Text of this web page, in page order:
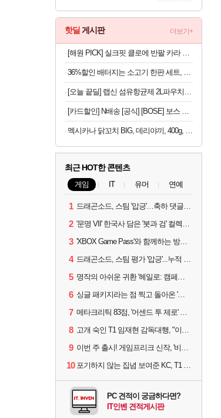
핫딜 게시판 더보기+
[해원 PICK] 실크핏 클로에 반팔 카라 커플 잠옷 세트 여름 홈웨어 남녀공용
36%할인 배터지는 소고기 한판 세트, 등심살 300g + 살치살 200g + 부채살 200g + 갈비살 200g + 우삼겹 300g, 1.2kg, 1세트
[오늘 끝딜] 랩신 섬유항균제 2L파우치 2개 +세탁세제 600ml 빨래 쉰내 땀냄새 탈취 실내건조 항균 살균
[카드할인] N배송 [공식] [BOSE] 보스 QC 울트라 헤드폰 2세대 데저트 골드
멕시카나 닭꼬치 BIG, 데리야끼, 400g, 1봉 + 매콤숯불, 450g, 1봉
최근 HOT한 콘텐츠
게임 IT 유머 연예
1 드래곤소드, 스팀 '압긍'…축하 댓글 달고 게임 코드 받자!
2 '문명 VII' 한국사 담은 '붓과 검' 컬렉션 파트 2 출시
3 'XBOX Game Pass'와 함께하는 방구석 피서 게임 4종!
4 드래곤소드, 스팀 평가 '압긍'...누적 판매량 20만장 돌파
5 명작의 아쉬운 귀환 '헤일로: 캠페인 이볼브드'
6 싱글 패키지라는 점 찍고 돌아온 '드래곤소드: 어웨이크닝'
7 메타크리틱 83점, '어센드 투 제로' 정식 출시!
8 고개 숙인 T1 임재현 감독대행, "이른 탈락에 죄송한 마음 뿐"
9 이번 주 출시! 게임프리크 신작, '비스트 오브 리인카네이션'
10 포기하지 않는 집념 보여준 KC, T1 잡았다
PC 견적이 궁금하다면?
IT인벤 견적게시판